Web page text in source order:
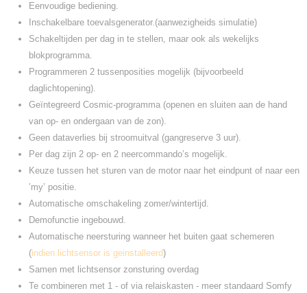
2 t/m 5 werkdagen
Eenvoudige bediening.
Inschakelbare toevalsgenerator.(aanwezigheids simulatie)
Schakeltijden per dag in te stellen, maar ook als wekelijks
blokprogramma.
Programmeren 2 tussenposities mogelijk (bijvoorbeeld
daglichtopening).
Geïntegreerd Cosmic-programma (openen en sluiten aan de hand
van op- en ondergaan van de zon).
Geen dataverlies bij stroomuitval (gangreserve 3 uur).
Per dag zijn 2 op- en 2 neercommando’s mogelijk.
Keuze tussen het sturen van de motor naar het eindpunt of naar een
’my’ positie.
Automatische omschakeling zomer/wintertijd.
Demofunctie ingebouwd.
Automatische neersturing wanneer het buiten gaat schemeren
(indien lichtsensor is geinstalleerd)
Samen met lichtsensor zonsturing overdag
Te combineren met 1 - of via relaiskasten - meer standaard Somfy